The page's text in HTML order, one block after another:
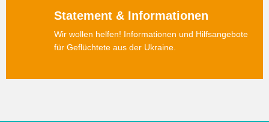
Statement & Informationen
Wir wollen helfen! Informationen und Hilfsangebote
für Geflüchtete aus der Ukraine.